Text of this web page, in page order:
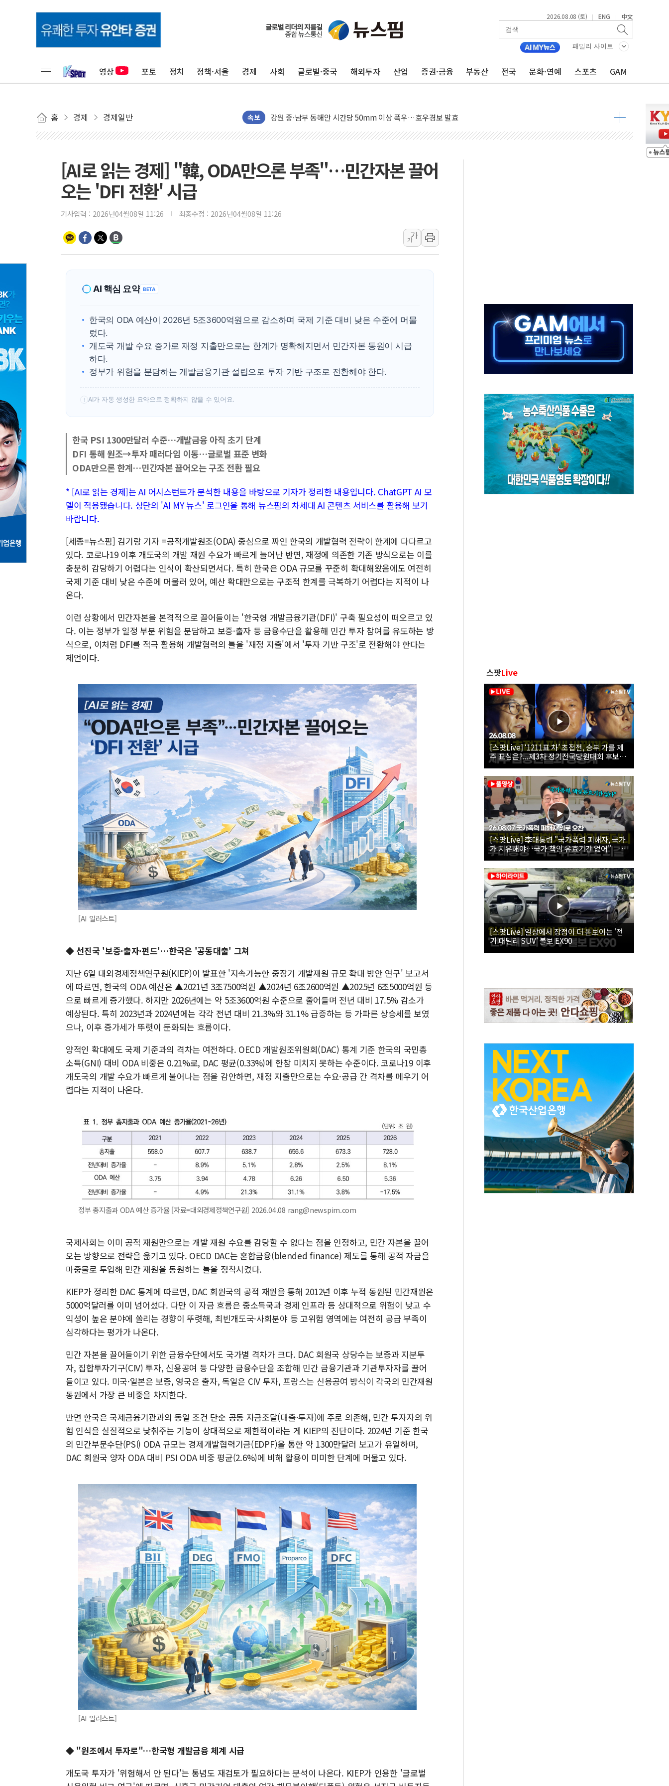
2026.08.08 (토) | ENG | 中文
패밀리 사이트
영상 포토 정치 정책·서울 경제 사회 글로벌·중국 해외투자 산업 증권·금융 부동산 전국 문화·연예 스포츠 GAM
홈 경제 경제일반 속보
동해중부 전 해상 풍랑주의보…10일까지 최대 3.5m 높은 물결
연일 폭염에 온열질환 사망 23명…정부, 비상대응기구 가동
인제 용대리 계곡서 수위 상승으로 피서객 7명 고립…전원 구조
동해시, 11~14일 '별똥별 멍' 운영…페르세우스 유성우 관측
청양 밭에서 일하던 90대 숨져…온열질환 여부 조사
폭염에 車 운전면허 기능시험 오전 집중 편성…체감온도 38도 넘으면 중단
'호우 특보' 경북 울진 시간당 20~30mm 강한 비...가뭄 해소될 듯
주말 무더위·열대야 지속…내륙 곳곳 소나기
한상협, 업계 개인정보 보안 새판 짠다…'자율규제단체' 타진
민주당, 오늘 제주·인천 경선 발표...김민석 '재역전' vs 정청래 '격차 확대'
[AI로 읽는 경제] "韓, ODA만으론 부족"…민간자본 끌어
오는 'DFI 전환' 시급
기사입력 : 2026년04월08일 11:26 최종수정 : 2026년04월08일 11:26
가
가
AI 핵심 요약 BETA
한국의 ODA 예산이 2026년 5조3600억원으로 감소하며 국제 기준 대비 낮은 수준에 머물
렀다.
개도국 개발 수요 증가로 재정 지출만으로는 한계가 명확해지면서 민간자본 동원이 시급
하다.
정부가 위험을 분담하는 개발금융기관 설립으로 투자 기반 구조로 전환해야 한다.
! AI가 자동 생성한 요약으로 정확하지 않을 수 있어요.
한국 PSI 1300만달러 수준…개발금융 아직 초기 단계
DFI 통해 원조→투자 패러다임 이동…글로벌 표준 변화
ODA만으론 한계…민간자본 끌어오는 구조 전환 필요
* [AI로 읽는 경제]는 AI 어시스턴트가 분석한 내용을 바탕으로 기자가 정리한 내용입니다. ChatGPT AI 모
델이 적용됐습니다. 상단의 'AI MY 뉴스' 로그인을 통해 뉴스핌의 차세대 AI 콘텐츠 서비스를 활용해 보기
바랍니다.
[세종=뉴스핌] 김기랑 기자 =공적개발원조(ODA) 중심으로 짜인 한국의 개발협력 전략이 한계에 다다르고
있다. 코로나19 이후 개도국의 개발 재원 수요가 빠르게 늘어난 반면, 재정에 의존한 기존 방식으로는 이를
충분히 감당하기 어렵다는 인식이 확산되면서다. 특히 한국은 ODA 규모를 꾸준히 확대해왔음에도 여전히
국제 기준 대비 낮은 수준에 머물러 있어, 예산 확대만으로는 구조적 한계를 극복하기 어렵다는 지적이 나
온다.
이런 상황에서 민간자본을 본격적으로 끌어들이는 '한국형 개발금융기관(DFI)' 구축 필요성이 떠오르고 있
다. 이는 정부가 일정 부분 위험을 분담하고 보증·출자 등 금융수단을 활용해 민간 투자 참여를 유도하는 방
식으로, 이처럼 DFI를 적극 활용해 개발협력의 틀을 '재정 지출'에서 '투자 기반 구조'로 전환해야 한다는
제언이다.
[AI 일러스트]
◆ 선진국 '보증·출자·펀드'…한국은 '공동대출' 그쳐
지난 6일 대외경제정책연구원(KIEP)이 발표한 '지속가능한 중장기 개발재원 규모 확대 방안 연구' 보고서
에 따르면, 한국의 ODA 예산은 ▲2021년 3조7500억원 ▲2024년 6조2600억원 ▲2025년 6조5000억원 등
으로 빠르게 증가했다. 하지만 2026년에는 약 5조3600억원 수준으로 줄어들며 전년 대비 17.5% 감소가
예상된다. 특히 2023년과 2024년에는 각각 전년 대비 21.3%와 31.1% 급증하는 등 가파른 상승세를 보였
으나, 이후 증가세가 뚜렷이 둔화되는 흐름이다.
양적인 확대에도 국제 기준과의 격차는 여전하다. OECD 개발원조위원회(DAC) 통계 기준 한국의 국민총
소득(GNI) 대비 ODA 비중은 0.21%로, DAC 평균(0.33%)에 한참 미치지 못하는 수준이다. 코로나19 이후
개도국의 개발 수요가 빠르게 불어나는 점을 감안하면, 재정 지출만으로는 수요·공급 간 격차를 메우기 어
렵다는 지적이 나온다.
정부 총지출과 ODA 예산 증가율 [자료=대외경제정책연구원] 2026.04.08 rang@newspim.com
국제사회는 이미 공적 재원만으로는 개발 재원 수요를 감당할 수 없다는 점을 인정하고, 민간 자본을 끌어
오는 방향으로 전략을 옮기고 있다. OECD DAC는 혼합금융(blended finance) 제도를 통해 공적 자금을
마중물로 투입해 민간 재원을 동원하는 틀을 정착시켰다.
KIEP가 정리한 DAC 통계에 따르면, DAC 회원국의 공적 재원을 통해 2012년 이후 누적 동원된 민간재원은
5000억달러를 이미 넘어섰다. 다만 이 자금 흐름은 중소득국과 경제 인프라 등 상대적으로 위험이 낮고 수
익성이 높은 분야에 쏠리는 경향이 뚜렷해, 최빈개도국·사회분야 등 고위험 영역에는 여전히 공급 부족이
심각하다는 평가가 나온다.
민간 자본을 끌어들이기 위한 금융수단에서도 국가별 격차가 크다. DAC 회원국 상당수는 보증과 지분투
자, 집합투자기구(CIV) 투자, 신용공여 등 다양한 금융수단을 조합해 민간 금융기관과 기관투자자를 끌어
들이고 있다. 미국·일본은 보증, 영국은 출자, 독일은 CIV 투자, 프랑스는 신용공여 방식이 각국의 민간재원
동원에서 가장 큰 비중을 차지한다.
반면 한국은 국제금융기관과의 동일 조건 단순 공동 자금조달(대출·투자)에 주로 의존해, 민간 투자자의 위
험 인식을 실질적으로 낮춰주는 기능이 상대적으로 제한적이라는 게 KIEP의 진단이다. 2024년 기준 한국
의 민간부문수단(PSI) ODA 규모는 경제개발협력기금(EDPF)을 통한 약 1300만달러 보고가 유일하며,
DAC 회원국 양자 ODA 대비 PSI ODA 비중 평균(2.6%)에 비해 활용이 미미한 단계에 머물고 있다.
[AI 일러스트]
◆ "원조에서 투자로"…한국형 개발금융 체계 시급
개도국 투자가 '위험해서 안 된다'는 통념도 재검토가 필요하다는 분석이 나온다. KIEP가 인용한 '글로벌
스팟Live
[스팟Live] ‘1211표 차’ 초접전, 승부 가를 제
주 표심은?...제3차 정기전국당원대회 후보자
제주 합동연설회 생중계 | 26.08.08
[스팟Live] 李대통령 "국가폭력 피해자, 국가
가 치유해야…국가 책임 유효기간 없어"｜
26.08.07 국가폭력 피해자 위로 오찬
[스팟Live] 일상에서 장점이 더 돋보이는 '전
기 패밀리 SUV' 볼보 EX90